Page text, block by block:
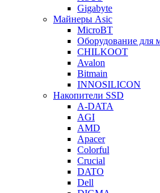
Gigabyte
Майнеры Asic
MicroBT
Оборудование для
CHILKOOT
Avalon
Bitmain
INNOSILICON
Накопители SSD
A-DATA
AGI
AMD
Apacer
Colorful
Crucial
DATO
Dell